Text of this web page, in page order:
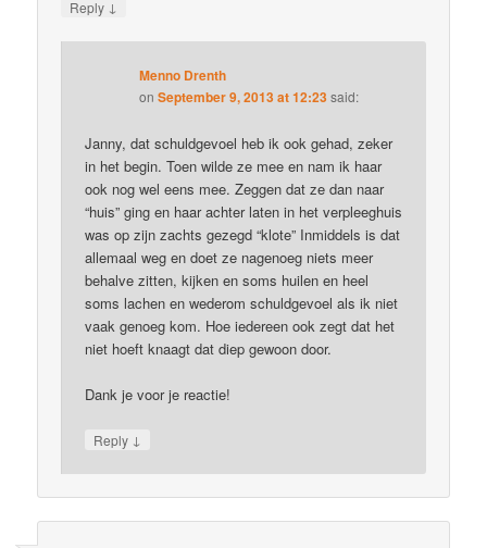
Reply ↓
Menno Drenth
onSeptember 9, 2013 at 12:23said:
Janny, dat schuldgevoel heb ik ook gehad, zeker
in het begin. Toen wilde ze mee en nam ik haar
ook nog wel eens mee. Zeggen dat ze dan naar
“huis” ging en haar achter laten in het verpleeghuis
was op zijn zachts gezegd “klote” Inmiddels is dat
allemaal weg en doet ze nagenoeg niets meer
behalve zitten, kijken en soms huilen en heel
soms lachen en wederom schuldgevoel als ik niet
vaak genoeg kom. Hoe iedereen ook zegt dat het
niet hoeft knaagt dat diep gewoon door.
Dank je voor je reactie!
Reply ↓